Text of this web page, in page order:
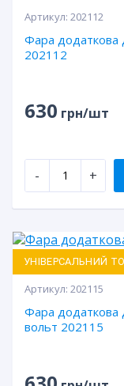
Артикул: 202112
Фара додаткова
202112
630 грн/шт
- +
УНІВЕРСАЛЬНИЙ
Артикул: 202115
Фара додаткова
вольт 202115